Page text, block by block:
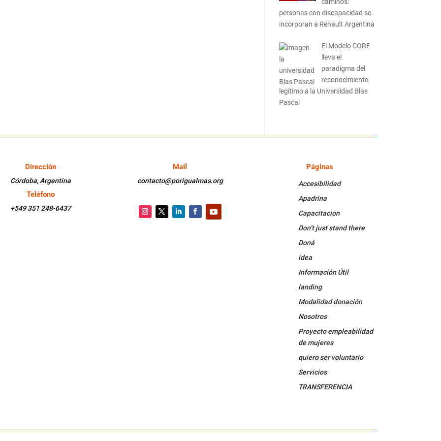
personas con discapacidad se
incorporan a Renault Argentina
El Modelo CORE
lleva el
paradigma del
reconocimiento
legítimo a la Universidad Blas
Pascal
Dirección
Córdoba, Argentina
Teléfono
+549 351 248-6437
Mail
contacto@porigualmas.org
Facebook
Páginas
Accesibilidad
Apadrina
Capacitacion
Don’t just stand there
Doná
idea
Información Útil
landing
Modalidad donación
Nosotros
Proyecto empleabilidad
de mujeres
quiero ser voluntario
Servicios
TRANSFERENCIA